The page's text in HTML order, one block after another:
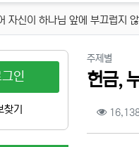
자신이 하나님 앞에 부끄럽지
주제별
헌금,
컨텐
인
찾기